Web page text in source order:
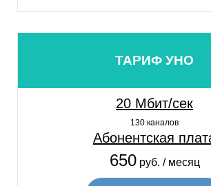
ТАРИФ УНО
20 Мбит/сек
130 каналов
Абонентская
650руб. / месяц